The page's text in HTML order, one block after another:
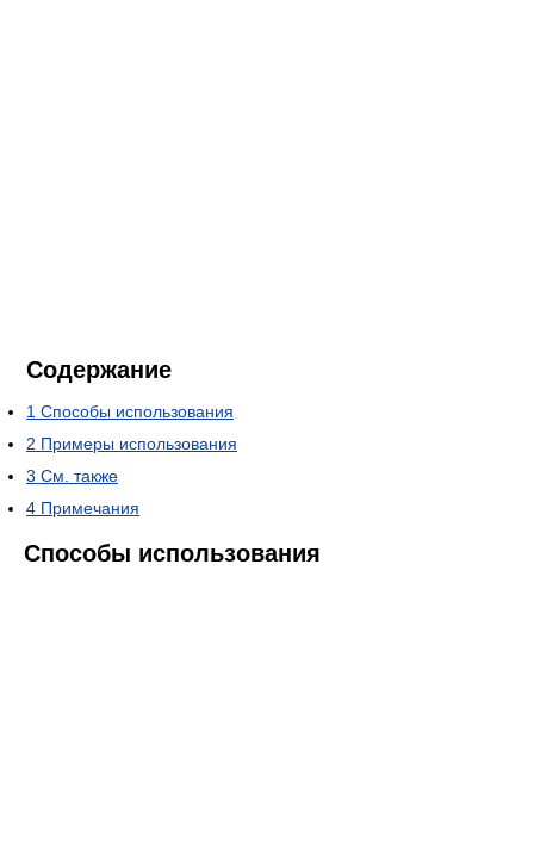
Содержание
1 Способы использования
2 Примеры использования
3 См. также
4 Примечания
Способы использования